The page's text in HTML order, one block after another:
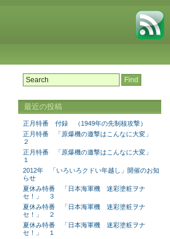
最近の投稿
正月特番 付録 （1949年の先制核攻撃）
正月特番 「原爆機の邀撃はこんなに大変」
２
正月特番 「原爆機の邀撃はこんなに大変」
１
2012年 「いろいろクドい年越し」開催のお知
らせ
夏休み特番 「日本海軍機 迷彩塗粧ヲナ
セ！」 ３
夏休み特番 「日本海軍機 迷彩塗粧ヲナ
セ！」 ２
夏休み特番 「日本海軍機 迷彩塗粧ヲナ
セ！」 １